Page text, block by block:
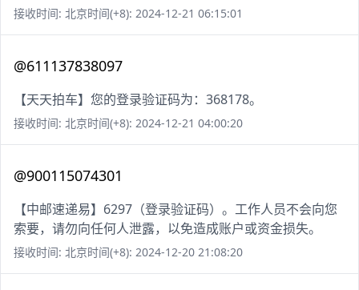
接收时间: 北京时间(+8): 2024-12-21 06:15:01
@611137838097
【天天拍车】您的登录验证码为：368178。
接收时间: 北京时间(+8): 2024-12-21 04:00:20
@900115074301
【中邮速递易】6297（登录验证码）。工作人员不会向您
索要，请勿向任何人泄露，以免造成账户或资金损失。
接收时间: 北京时间(+8): 2024-12-20 21:08:20